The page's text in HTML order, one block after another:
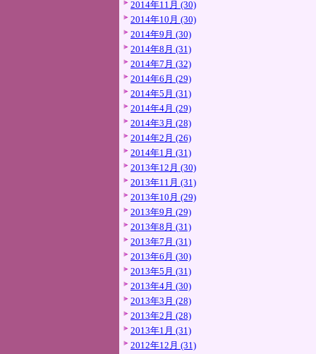
2014年11月 (30)
2014年10月 (30)
2014年9月 (30)
2014年8月 (31)
2014年7月 (32)
2014年6月 (29)
2014年5月 (31)
2014年4月 (29)
2014年3月 (28)
2014年2月 (26)
2014年1月 (31)
2013年12月 (30)
2013年11月 (31)
2013年10月 (29)
2013年9月 (29)
2013年8月 (31)
2013年7月 (31)
2013年6月 (30)
2013年5月 (31)
2013年4月 (30)
2013年3月 (28)
2013年2月 (28)
2013年1月 (31)
2012年12月 (31)